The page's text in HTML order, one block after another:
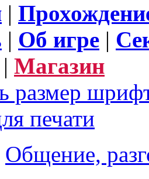
|
| Об игре |
| Магазин
размер
печати
Общение,